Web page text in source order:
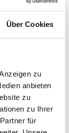
Über Cookies
zu
anbieten
zu
zu Ihrer
für
die
Spende